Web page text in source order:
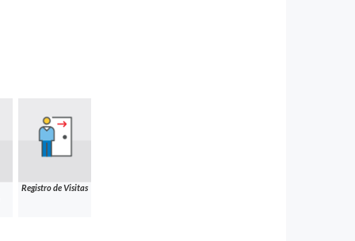
Registro de Visitas